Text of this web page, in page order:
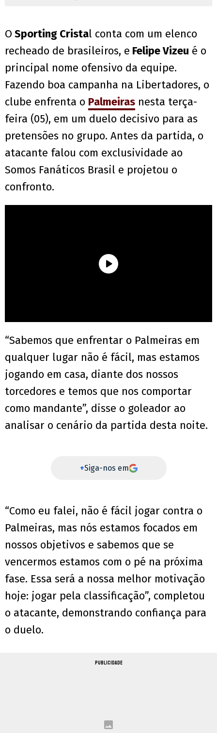
O Sporting Cristal conta com um elenco
recheado de brasileiros, e Felipe Vizeu é o
principal nome ofensivo da equipe.
Fazendo boa campanha na Libertadores, o
clube enfrenta o Palmeiras nesta terça-
feira (05), em um duelo decisivo para as
pretensões no grupo. Antes da partida, o
atacante falou com exclusividade ao
Somos Fanáticos Brasil e projetou o
confronto.
“Sabemos que enfrentar o Palmeiras em
qualquer lugar não é fácil, mas estamos
jogando em casa, diante dos nossos
torcedores e temos que nos comportar
como mandante”, disse o goleador ao
analisar o cenário da partida desta noite.
+Siga-nos em
“Como eu falei, não é fácil jogar contra o
Palmeiras, mas nós estamos focados em
nossos objetivos e sabemos que se
vencermos estamos com o pé na próxima
fase. Essa será a nossa melhor motivação
hoje: jogar pela classificação”, completou
o atacante, demonstrando confiança para
o duelo.
PUBLICIDADE